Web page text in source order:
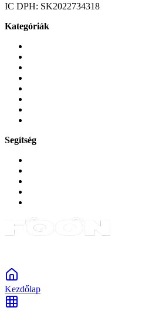
IC DPH: SK2022734318
Kategóriák
Segítség
Kezdőlap